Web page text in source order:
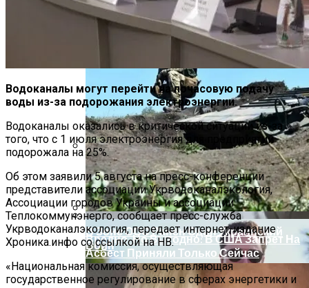
На Какую Зарплату Могут
Рассчитывать Украинцы За Рубежом:
Советы Для Беженцев
Вредно, Но Выгодно: В США Запрет На
Асбест Приняли Только Сейчас
В Зоне ООС Ранен Один Украинский
Воин
Водоканалы могут перейти на почасовую подачу
воды из-за подорожания электроэнергии.
Водоканалы оказались в критической ситуации из-за
того, что с 1 июля электроэнергия для предприятий
подорожала на 25%.
Об этом заявили 5 августа на пресс-конференции
представители ассоциации Укрводоканалэкология,
Ассоциации городов Украины и ассоциации
Теплокоммунэнерго, сообщает пресс-служба
Укрводоканалэкология, передает интернет-издание
Хроника.инфо со ссылкой на НВ.
«Национальная комиссия, осуществляющая
государственное регулирование в сферах энергетики и